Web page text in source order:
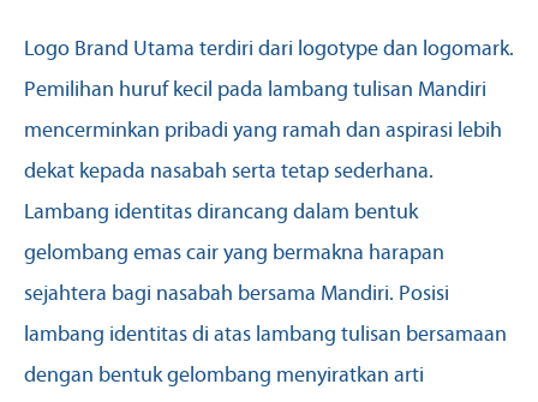
Logo Brand Utama terdiri dari logotype dan logomark.
Pemilihan huruf kecil pada lambang tulisan Mandiri
mencerminkan pribadi yang ramah dan aspirasi lebih
dekat kepada nasabah serta tetap sederhana.
Lambang identitas dirancang dalam bentuk
gelombang emas cair yang bermakna harapan
sejahtera bagi nasabah bersama Mandiri. Posisi
lambang identitas di atas lambang tulisan bersamaan
dengan bentuk gelombang menyiratkan arti